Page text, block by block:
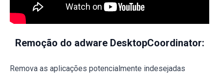
Remoção do adware DesktopCoordinator:
Remova as aplicações potencialmente indesejadas